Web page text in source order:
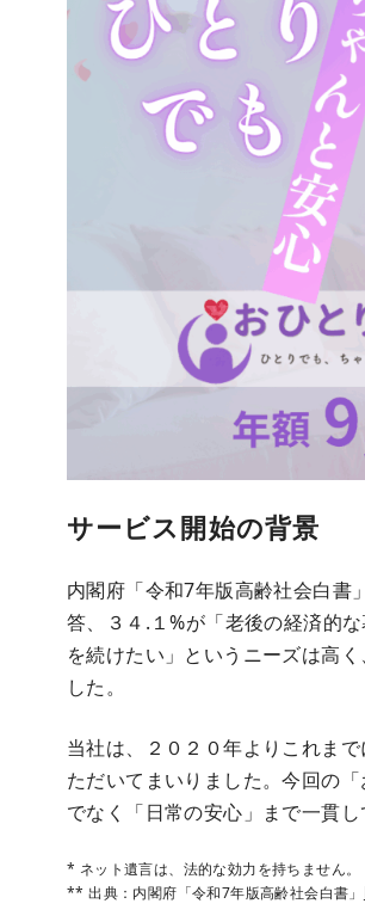
サービス開始の背景
内閣府「令和7年版高齢社会白書
答、３４.１%が「老後の経済的
を続けたい」というニーズは高
した。
当社は、２０２０年よりこれま
ただいてまいりました。今回の
でなく「日常の安心」まで一貫
* ネット遺言は、法的な効力を持ちません。
** 出典：内閣府「令和7年版高齢社会白書」